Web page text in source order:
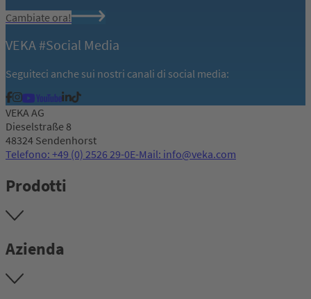
Cambiate ora!
VEKA #Social Media
Seguiteci anche sui nostri canali di social media:
VEKA AG
Dieselstraße 8
48324 Sendenhorst
Telefono: +49 (0) 2526 29-0E-Mail: info@veka.com
Prodotti
Azienda